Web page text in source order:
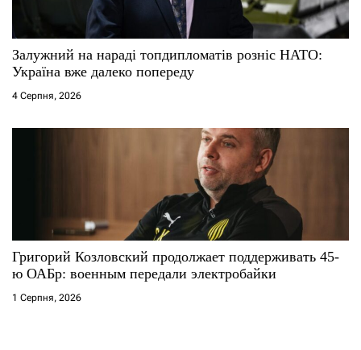
Залужний на нараді топдипломатів розніс НАТО:
Україна вже далеко попереду
4 Серпня, 2026
Григорий Козловский продолжает поддерживать 45-
ю ОАБр: военным передали электробайки
1 Серпня, 2026